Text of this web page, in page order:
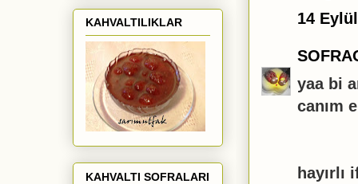
14
yaa bi
canım
hayırlı
KAHVALTILIKLAR
KAHVALTI SOFRALARI